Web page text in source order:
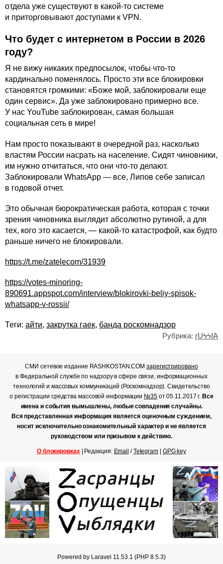
отдела уже существуют в какой-то системе
и приторговывают доступами к VPN.
Что будет с интернетом в России в 2026
году?
Я не вижу никаких предпосылок, чтобы что-то
кардинально поменялось. Просто эти все блокировки
становятся громкими: «Боже мой, заблокировали еще
один сервис». Да уже заблокировано примерно все.
У нас YouTube заблокирован, самая большая
социальная сеть в мире!
Нам просто показывают в очередной раз, насколько
властям России насрать на население. Сидят чиновники,
им нужно отчитаться, что они что-то делают.
Заблокировали WhatsApp — все, Липов себе записал
в годовой отчет.
Это обычная бюрократическая работа, которая с точки
зрения чиновника выглядит абсолютно рутиной, а для
тех, кого это касается, — какой-то катастрофой, как будто
раньше ничего не блокировали.
https://t.me/zatelecom/31939
https://votes-minoring-
890691.appspot.com/interview/blokirovki-beliy-spisok-
whatsapp-v-rossii/
Теги: айти, закрутка гаек, банда роскомнадзор
Рубрика: rUϟϟIA
СМИ сетевое издание RASHKOSTAN.COMзарегистрировано
в Федеральной службе по надзору в сфере связи, информационных
технологий и массовых коммуникаций (Роскомнадзор). Свидетельство
о регистрации средства массовой информации №35от 05.11.2017 г. Все
имена и события вымышлены, любые совпадения случайны.
Вся представленная информация является оценочным суждением,
носит исключительно ознакомительный характер и не является
руководством или призывом к действию.
О блокировках| Редакция: Email /Telegram| GPG key
Powered by Laravel 11.53.1 (PHP 8.5.3)